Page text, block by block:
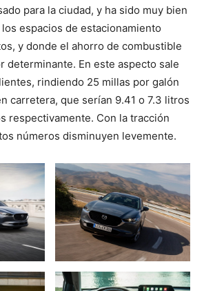
para la ciudad, y ha sido muy bien
espacios de estacionamiento
y donde el ahorro de combustible
determinante. En este aspecto sale
rindiendo 25 millas por galón
carretera, que serían 9.41 o 7.3 litros
respectivamente. Con la tracción
números disminuyen levemente.